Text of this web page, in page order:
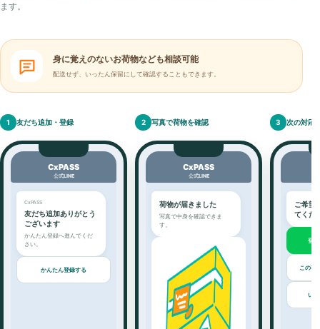
ます。
身に覚えのないお荷物なども相談可能
配送せず、いったん保留にして確認することもできます。
1 友だち追加・登録
CxPASS
公式LINE
CxPASS
友だち追加ありがとう
ございます
かんたん登録へ進んでくだ
さい。
かんたん登録する
2 写真で荷物を確認
CxPASS
公式LINE
荷物が届きました
写真で中身を確認できま
す。
3 次の対応
ご希望
てくだ
登
この荷
い